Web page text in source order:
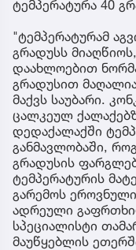
ტემპერატურა 40
"ტემპერატურამ
გრადუსს
დაახლოებით
გრადუსით
მაქვს საუბარი.
ცალკეულ
დედაქალაქში
განმავლობაში,
გრადუსის
ტემპერატურის
გარემოს
ადრეული
სპეციალისტი
მაუწყებლის